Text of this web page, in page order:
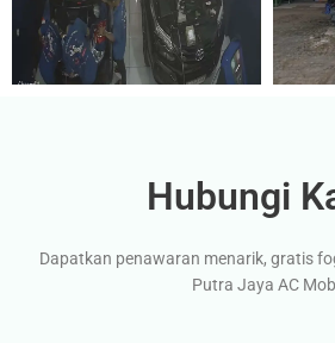
Hubungi
Dapatkan penawaran menarik, gratis
Putra Jaya AC